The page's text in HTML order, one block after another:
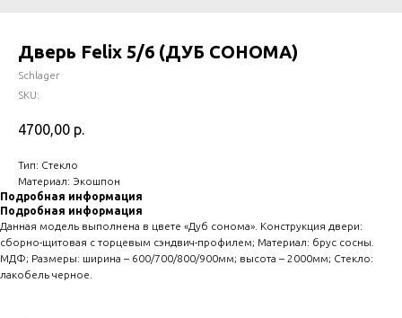
Дверь Felix 5/6 (ДУБ СОНОМА)
Schlager
SKU:
4700,00 р.
Тип: Стекло
Материал: Экошпон
Подробная информация
Подробная информация
Данная модель выполнена в цвете «Дуб сонома». Конструкция двери:
сборно-щитовая с торцевым сэндвич-профилем; Материал: брус сосны.
МДФ; Размеры: ширина – 600/700/800/900мм; высота – 2000мм; Стекло:
лакобель черное.